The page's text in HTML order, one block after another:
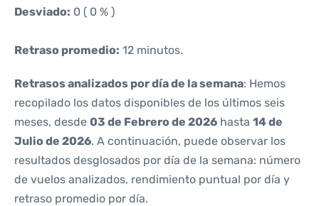
Desviado: 0 ( 0 % )
Retraso promedio: 12 minutos.
Retrasos analizados por día de la semana: Hemos
recopilado los datos disponibles de los últimos seis
meses, desde 03 de Febrero de 2026 hasta 14 de
Julio de 2026. A continuación, puede observar los
resultados desglosados por día de la semana: número
de vuelos analizados, rendimiento puntual por día y
retraso promedio por día.